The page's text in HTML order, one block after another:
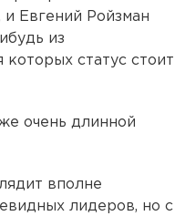
Евгений Ройзман
из
статус стоит
очень длинной
вполне
лидеров, но с